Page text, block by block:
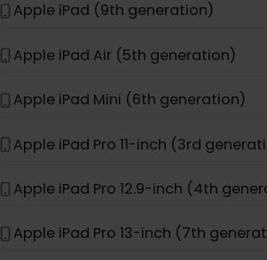
Apple iPhone 17 Pro Max
eSIM kompatybilny z iPad